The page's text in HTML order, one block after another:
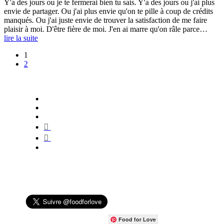
Y'a des jours ou je te fermerai bien tu sais. Y'a des jours ou j'ai plus
envie de partager. Ou j'ai plus envie qu'on te pille à coup de crédits
manqués. Ou j'ai juste envie de trouver la satisfaction de me faire
plaisir à moi. D'être fière de moi. J'en ai marre qu'on râle parce…
lire la suite
1
2
Food for Love